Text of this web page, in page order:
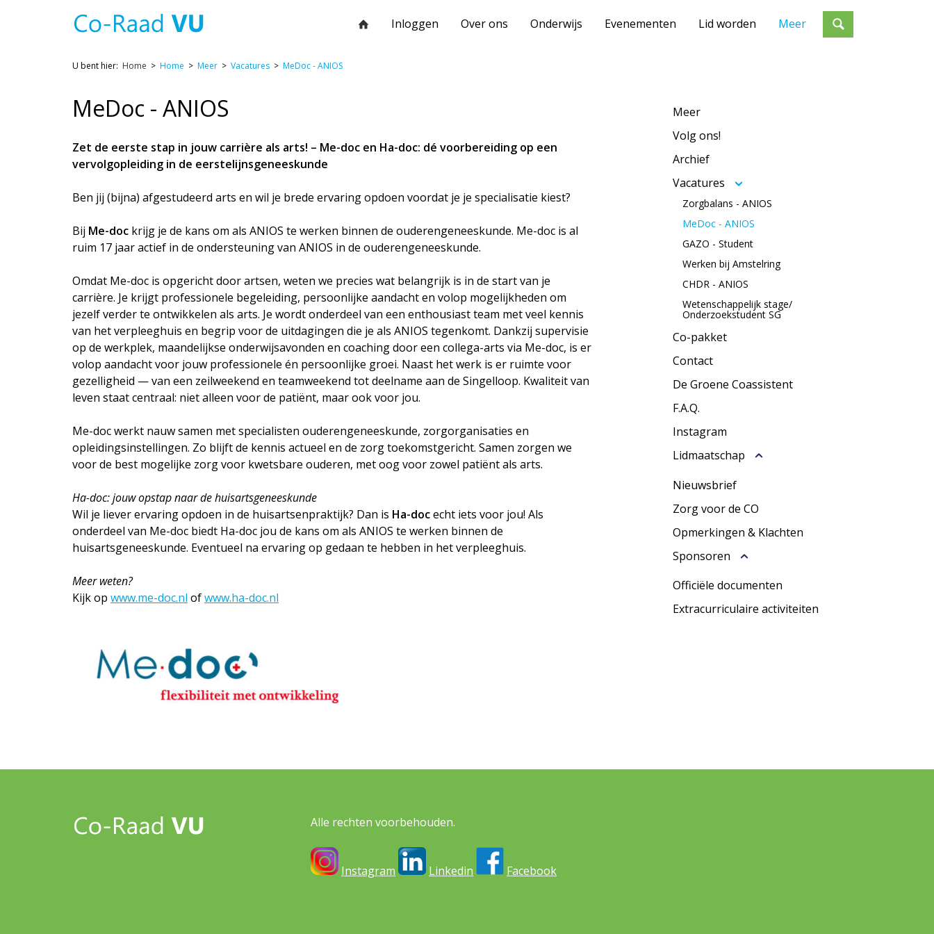
Inloggen Over ons Onderwijs Evenementen Lid worden Meer
U bent hier: Home Home Meer Vacatures MeDoc - ANIOS
MeDoc - ANIOS
Zet de eerste stap in jouw carrière als arts! – Me-doc en Ha-doc: dé voorbereiding op een
vervolgopleiding in de eerstelijnsgeneeskunde
Ben jij (bijna) afgestudeerd arts en wil je brede ervaring opdoen voordat je je specialisatie kiest?
Bij Me-doc krijg je de kans om als ANIOS te werken binnen de ouderengeneeskunde. Me-doc is al
ruim 17 jaar actief in de ondersteuning van ANIOS in de ouderengeneeskunde.
Omdat Me-doc is opgericht door artsen, weten we precies wat belangrijk is in de start van je
carrière. Je krijgt professionele begeleiding, persoonlijke aandacht en volop mogelijkheden om
jezelf verder te ontwikkelen als arts. Je wordt onderdeel van een enthousiast team met veel kennis
van het verpleeghuis en begrip voor de uitdagingen die je als ANIOS tegenkomt. Dankzij supervisie
op de werkplek, maandelijkse onderwijsavonden en coaching door een collega-arts via Me-doc, is er
volop aandacht voor jouw professionele én persoonlijke groei. Naast het werk is er ruimte voor
gezelligheid — van een zeilweekend en teamweekend tot deelname aan de Singelloop. Kwaliteit van
leven staat centraal: niet alleen voor de patiënt, maar ook voor jou.
Me-doc werkt nauw samen met specialisten ouderengeneeskunde, zorgorganisaties en
opleidingsinstellingen. Zo blijft de kennis actueel en de zorg toekomstgericht. Samen zorgen we
voor de best mogelijke zorg voor kwetsbare ouderen, met oog voor zowel patiënt als arts.
Ha-doc: jouw opstap naar de huisartsgeneeskunde
Wil je liever ervaring opdoen in de huisartsenpraktijk? Dan is Ha-docecht iets voor jou! Als
onderdeel van Me-doc biedt Ha-doc jou de kans om als ANIOS te werken binnen de
huisartsgeneeskunde. Eventueel na ervaring op gedaan te hebben in het verpleeghuis.
Meer weten?
Kijk op www.me-doc.nl ofwww.ha-doc.nl
Meer
Volg ons!
Archief
Vacatures
Zorgbalans - ANIOS
MeDoc - ANIOS
GAZO - Student
Werken bij Amstelring
CHDR - ANIOS
Wetenschappelijk stage/
Onderzoekstudent SG
Co-pakket
Contact
De Groene Coassistent
F.A.Q.
Instagram
Lidmaatschap
Nieuwsbrief
Zorg voor de CO
Opmerkingen & Klachten
Sponsoren
Officiële documenten
Extracurriculaire activiteiten
Alle rechten voorbehouden.
Instagram Linkedin Facebook